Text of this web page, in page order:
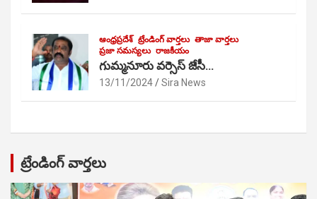
ఆంధ్రప్రదేశ్ ట్రేండింగ్ వార్తలు తాజా వార్తలు
ప్రజా సమస్యలు రాజకీయం
గుమ్మనూరు వర్సెస్ జేసీ…
13/11/2024 Sira News
ట్రేండింగ్ వార్తలు